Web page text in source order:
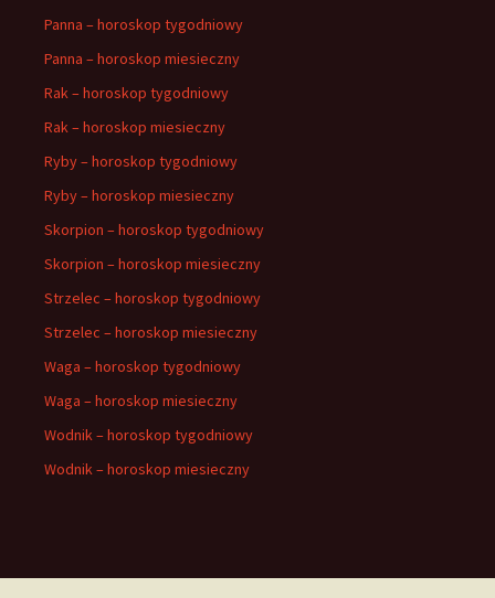
Panna – horoskop tygodniowy
Panna – horoskop miesieczny
Rak – horoskop tygodniowy
Rak – horoskop miesieczny
Ryby – horoskop tygodniowy
Ryby – horoskop miesieczny
Skorpion – horoskop tygodniowy
Skorpion – horoskop miesieczny
Strzelec – horoskop tygodniowy
Strzelec – horoskop miesieczny
Waga – horoskop tygodniowy
Waga – horoskop miesieczny
Wodnik – horoskop tygodniowy
Wodnik – horoskop miesieczny